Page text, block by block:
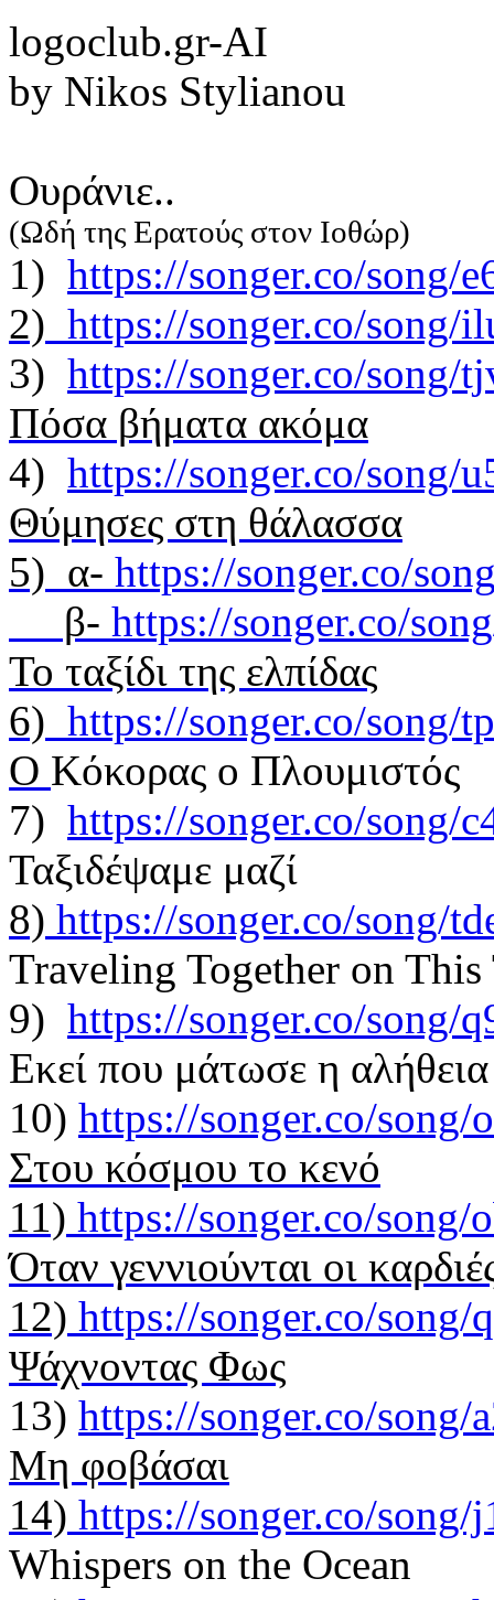
logoclub.gr-AI
by Nikos Stylianou
Oυράνιε..
(Ωδή της Ερατούς στον Ιοθώρ)
1) https://songer.co/song/
2) https://songer.co/song/
3) https://songer.co/
Πόσα βήματα ακόμα
4) https://songer.co/song/
Θύμησες στη θάλασσα
5) α- https://songer.co/
β- https://songer.co/
Το ταξίδι της ελπίδας
6) https://songer.co/song/
O Kόκορας ο Πλουμιστός
7) https://songer.co/song/
Ταξιδέψαμε μαζί
8) https://songer.co/song/
Traveling Together on
9) https://songer.co/song/
Εκεί που μάτωσε η αλήθεια
10) https://songer.co/
Στου κόσμου το κενό
11) https://songer.co/
Όταν γεννιούνται οι
12) https://songer.co/
Ψάχνοντας Φως
13) https://songer.co/
Μη φοβάσαι
14) https://songer.co/
Whispers on the Ocean